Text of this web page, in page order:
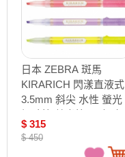
日本 ZEBRA 斑馬
KIRARICH 閃漾直液式
3.5mm 斜尖 水性 螢光
WKS18
$ 315
$ 450